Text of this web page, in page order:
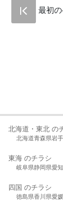
最初
北海道・東北 の
北海道青森県岩
東海 のチラシ
岐阜県静岡県愛
四国 のチラシ
徳島県香川県愛